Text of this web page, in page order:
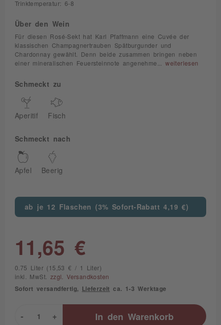
Trinktemperatur: 6-8
Über den Wein
Für diesen Rosé-Sekt hat Karl Pfaffmann eine Cuvée der
klassischen Champagnertrauben Spätburgunder und
Chardonnay gewählt. Denn beide zusammen bringen neben
einer mineralischen Feuersteinnote angenehme...weiterlesen
Schmeckt zu
Aperitif Fisch
Schmeckt nach
Apfel Beerig
ab je 12 Flaschen (3% Sofort-Rabatt 4,19 €)
11,65 €
0.75 Liter (15,53 € / 1 Liter)
inkl. MwSt. zzgl. Versandkosten
Sofort versandfertig, Lieferzeit ca. 1-3 Werktage
+
- In den Warenkorb